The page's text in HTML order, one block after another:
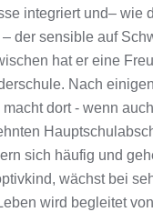
integriert und– wie
der sensible auf
hat er eine
Nach
macht dort - wenn
sich häufig und
wächst bei
wird begleitet